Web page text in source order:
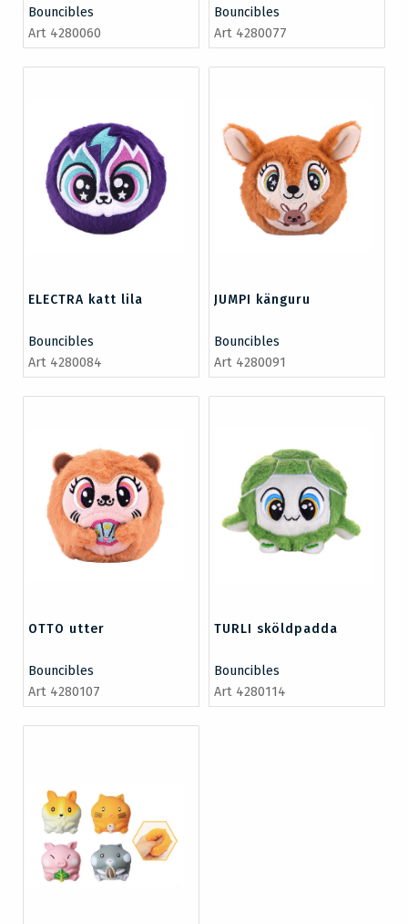
Bouncibles
Art 4280060
Bouncibles
Art 4280077
ELECTRA katt lila
Bouncibles
Art 4280084
JUMPI känguru
Bouncibles
Art 4280091
OTTO utter
Bouncibles
Art 4280107
TURLI sköldpadda
Bouncibles
Art 4280114